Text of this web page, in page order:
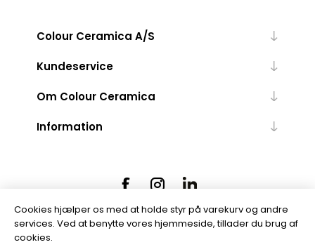
Colour Ceramica A/S
Kundeservice
Om Colour Ceramica
Information
Cookies hjælper os med at holde styr på varekurv og andre
services. Ved at benytte vores hjemmeside, tillader du brug af
cookies.